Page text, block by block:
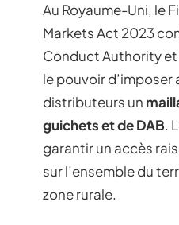
Au Royaume-Uni, le
Markets Act 2023
Conduct Authority et
le pouvoir d’imposer
distributeurs un
guichets et de DAB.
garantir un accès
sur l’ensemble du
zone rurale.